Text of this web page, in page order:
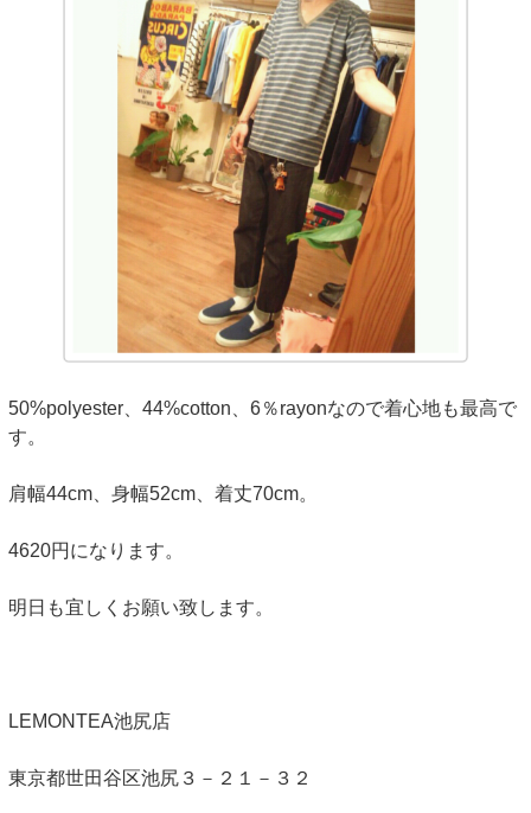
50%polyester、44%cotton、6％rayonなので着心地も最高で
す。
肩幅44cm、身幅52cm、着丈70cm。
4620円になります。
明日も宜しくお願い致します。
LEMONTEA池尻店
東京都世田谷区池尻３－２１－３２